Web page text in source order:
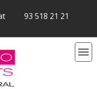
93 518 21 21